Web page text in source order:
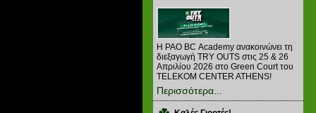
H PAO BC Academy ανακοινώνει τη
διεξαγωγή TRY OUTS στις 25 & 26
Απριλίου 2026 στο Green Court του
TELEKOM CENTER ATHENS!
Περισσότερα...